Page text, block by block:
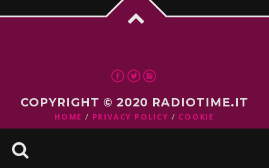
COPYRIGHT © 2020 RADIOTIME.IT
HOME PRIVACY POLICY COOKIE